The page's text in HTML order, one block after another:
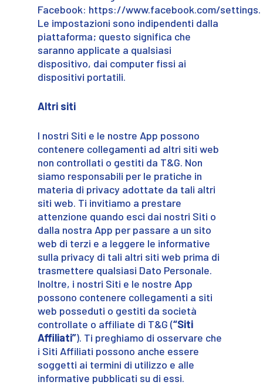
Facebook: https://www.facebook.com/settings.
Le impostazioni sono indipendenti dalla
piattaforma; questo significa che
saranno applicate a qualsiasi
dispositivo, dai computer fissi ai
dispositivi portatili.
Altri siti
I nostri Siti e le nostre App possono
contenere collegamenti ad altri siti web
non controllati o gestiti da T&G. Non
siamo responsabili per le pratiche in
materia di privacy adottate da tali altri
siti web. Ti invitiamo a prestare
attenzione quando esci dai nostri Siti o
dalla nostra App per passare a un sito
web di terzi e a leggere le informative
sulla privacy di tali altri siti web prima di
trasmettere qualsiasi Dato Personale.
Inoltre, i nostri Siti e le nostre App
possono contenere collegamenti a siti
web posseduti o gestiti da società
controllate o affiliate di T&G (“Siti
Affiliati”). Ti preghiamo di osservare che
i Siti Affiliati possono anche essere
soggetti ai termini di utilizzo e alle
informative pubblicati su di essi.